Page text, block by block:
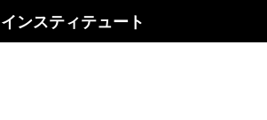
ンスティテュート